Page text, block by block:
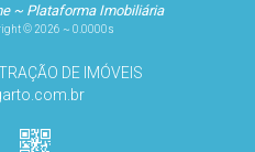
~ Plataforma Imobiliária
© 2026 ~ 0.0000s
DE IMÓVEIS